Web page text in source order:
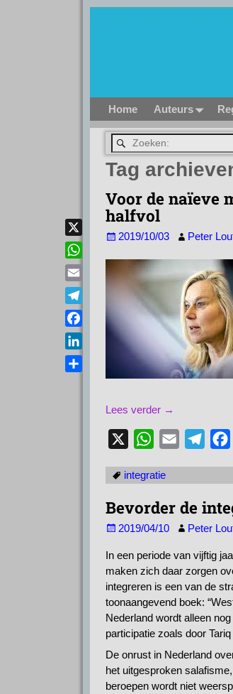
Home Auteurs
Tag
Voor de naïeve
halfvol
2019/10/03 Peter
Lees verder →
W
a
t
s
p
p
e
a
m
integratie
Bevorder de
2019/04/10 Peter
In een periode van vijftig
maken zich daar zorgen
integreren is een van de
toonaangevend boek:
Nederland wordt alleen
participatie zoals door
De onrust in Nederland
het uitgesproken
beroepen wordt niet
X
W
h
a
t
s
A
p
E
m
a
l
T
e
l
e
F
a
c
L
i